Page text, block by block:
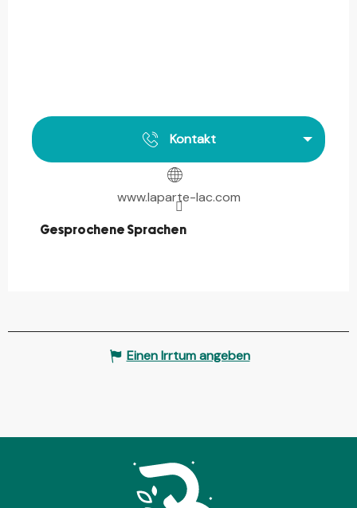
Kontakt
www.laparte-lac.com
Gesprochene Sprachen
Gesprochene Sprachen
Einen Irrtum angeben